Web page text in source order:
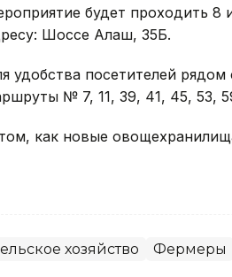
будет проходить 8
Шоссе Алаш, 35Б.
удобства посетителей
№ 7, 11, 39, 41, 45, 53,
как новые
хозяйство Фермеры